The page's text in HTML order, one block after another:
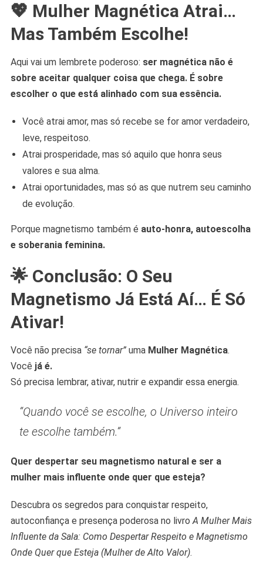
💖 Mulher Magnética Atrai…
Mas Também Escolhe!
Aqui vai um lembrete poderoso: ser magnética não é
sobre aceitar qualquer coisa que chega. É sobre
escolher o que está alinhado com sua essência.
Você atrai amor, mas só recebe se for amor verdadeiro,
leve, respeitoso.
Atrai prosperidade, mas só aquilo que honra seus
valores e sua alma.
Atrai oportunidades, mas só as que nutrem seu caminho
de evolução.
Porque magnetismo também é auto-honra, autoescolha
e soberania feminina.
🌟 Conclusão: O Seu
Magnetismo Já Está Aí… É Só
Ativar!
Você não precisa “se tornar”uma Mulher Magnética.
Você já é.
Só precisa lembrar, ativar, nutrir e expandir essa energia.
“Quando você se escolhe, o Universo inteiro
te escolhe também.“
Quer despertar seu magnetismo natural e ser a
mulher mais influente onde quer que esteja?
Descubra os segredos para conquistar respeito,
autoconfiança e presença poderosa no livroA Mulher Mais
Influente da Sala: Como Despertar Respeito e Magnetismo
Onde Quer que Esteja (Mulher de Alto Valor).